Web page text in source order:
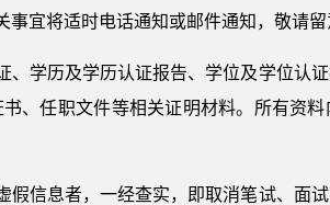
事宜将适时电话通知或邮件通知，敬请留
、学历及学历认证报告、学位及学位认
、任职文件等相关证明材料。所有资
假信息者，一经查实，即取消笔试、面